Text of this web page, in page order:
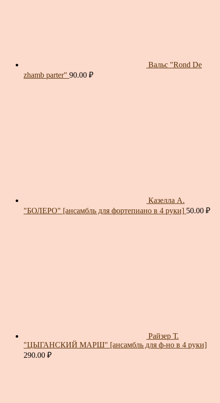
Вальс "Rond De
zhamb parter" 90.00 ₽
Казелла А.
"БОЛЕРО" [ансамбль для фортепиано в 4 руки] 50.00 ₽
Райзер Т.
"ЦЫГАНСКИЙ МАРШ" [ансамбль для ф-но в 4 руки]
290.00 ₽